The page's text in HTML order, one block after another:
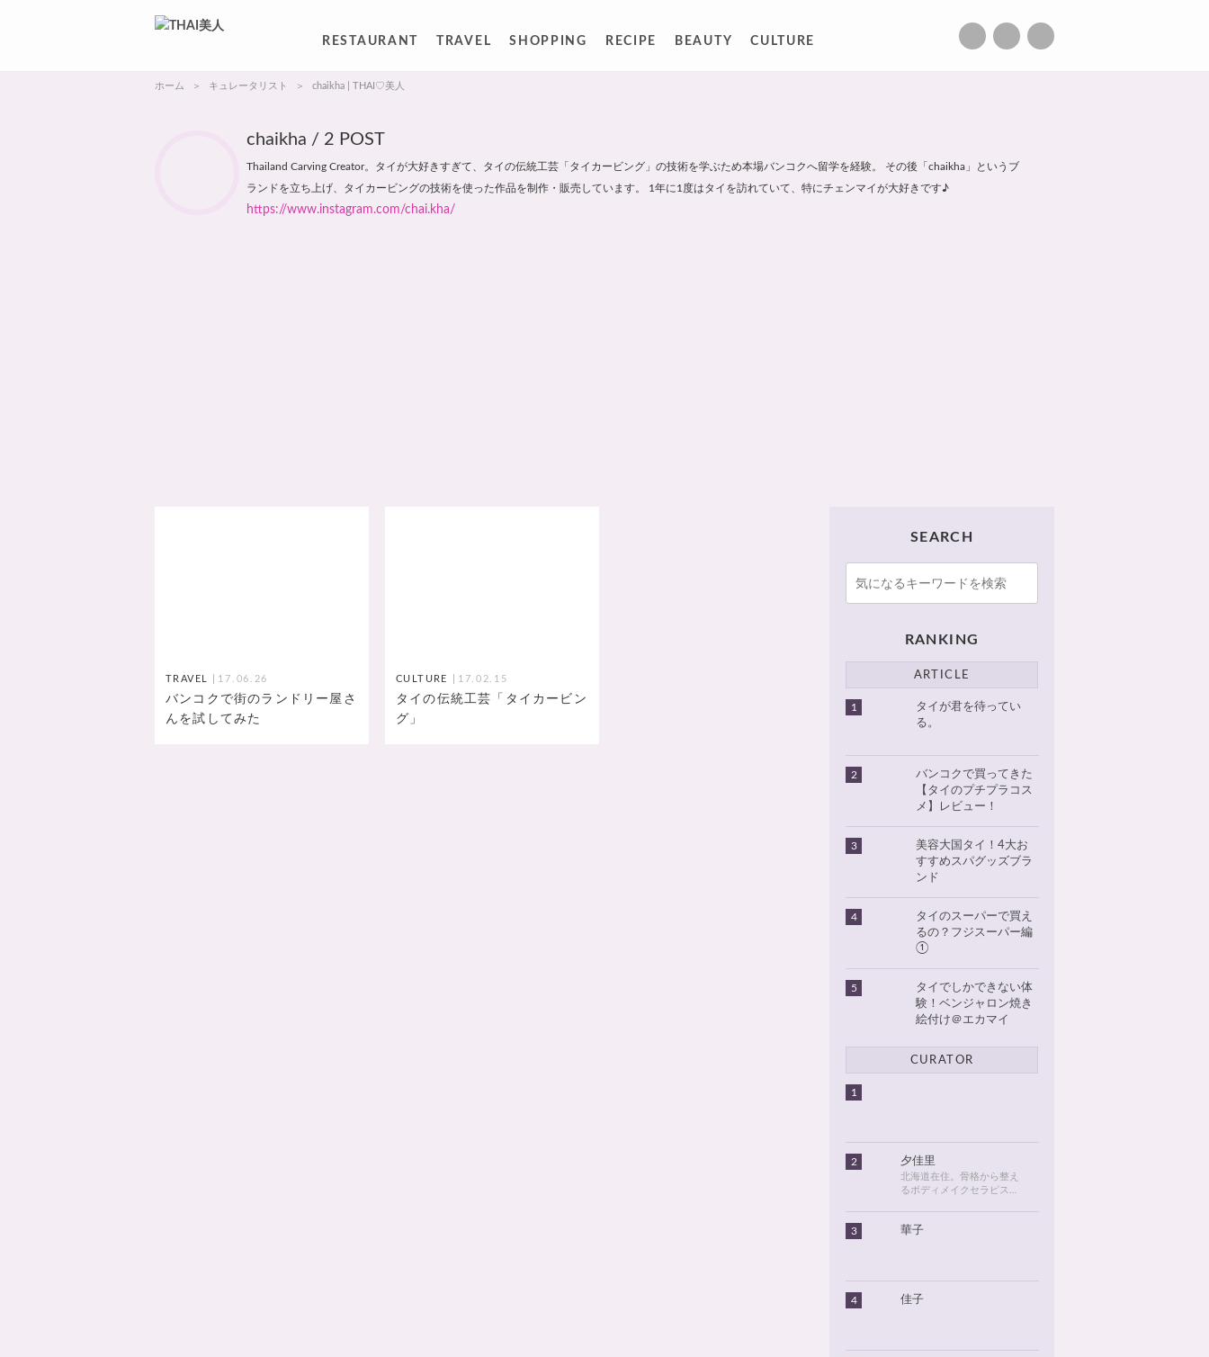
RESTAURANT TRAVEL SHOPPING RECIPE BEAUTY CULTURE
ホーム キュレータリスト chaikha | THAI♡美人
chaikha / 2 POST
Thailand Carving Creator。タイが大好きすぎて、タイの伝統工芸「タイカービング」の技術を学ぶため本場バンコクへ留学を経験。 その後「chaikha」というブ
ランドを立ち上げ、タイカービングの技術を使った作品を制作・販売しています。 1年に1度はタイを訪れていて、特にチェンマイが大好きです♪
https://www.instagram.com/chai.kha/
TRAVEL 17.06.26
バンコクで街のランドリー屋さ
んを試してみた
CULTURE 17.02.15
タイの伝統工芸「タイカービン
グ」
SEARCH
RANKING
ARTICLE
1
タイが君を待ってい
る。
2
バンコクで買ってきた
【タイのプチプラコス
メ】レビュー！
3
美容大国タイ！4大お
すすめスパグッズブラ
ンド
4
タイのスーパーで買え
るの？フジスーパー編
①
5
タイでしかできない体
験！ベンジャロン焼き
絵付け＠エカマイ
CURATOR
1
2 夕佳里
北海道在住。骨格から整え
るボディメイクセラピスト
てから、タイが大好きにな
に関する情報などを発信し
ます！
3 華子
4 佳子